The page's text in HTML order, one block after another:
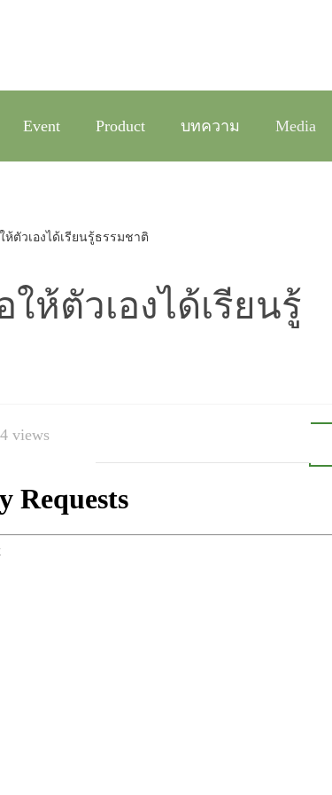
Event Product บทความ Media
ห้ตัวเองได้เรียนรู้ธรรมชาติ
ห้ตัวเองได้เรียนรู้
views